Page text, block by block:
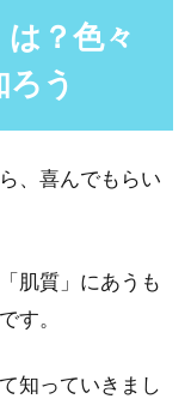
？色々
う
、喜んでもらい
肌質」にあうも
す。
知っていきまし